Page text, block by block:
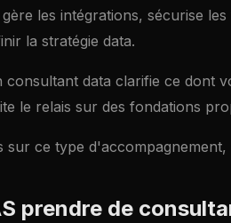
les intégrations, sécurise
la stratégie data.
data clarifie ce dont
le relais sur des fondations
sur ce type d'accompagnement,
prendre de